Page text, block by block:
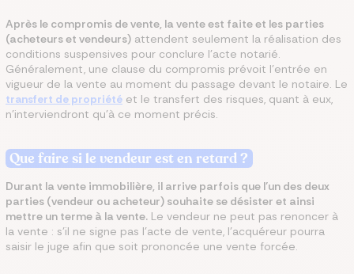
Après le compromis de vente, la vente est faite et les parties
(acheteurs et vendeurs) attendent seulement la réalisation des
conditions suspensives pour conclure l'acte notarié.
Généralement, une clause du compromis prévoit l'entrée en
vigueur de la vente au moment du passage devant le notaire. Le
transfert de propriété et le transfert des risques, quant à eux,
n'interviendront qu'à ce moment précis.
Que faire si le vendeur est en retard ?
Durant la vente immobilière, il arrive parfois que l’un des deux
parties (vendeur ou acheteur) souhaite se désister et ainsi
mettre un terme à la vente. Le vendeur ne peut pas renoncer à
la vente : s’il ne signe pas l’acte de vente, l’acquéreur pourra
saisir le juge afin que soit prononcée une vente forcée.